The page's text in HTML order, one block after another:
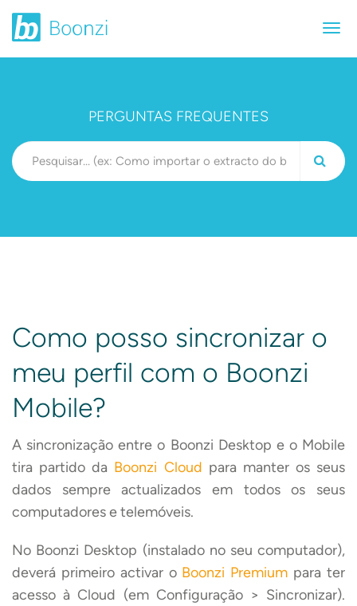
PERGUNTAS FREQUENTES
Como posso sincronizar o
meu perfil com o Boonzi
Mobile?
A sincronização entre o Boonzi Desktop e o Mobile
tira partido da Boonzi Cloud para manter os seus
dados sempre actualizados em todos os seus
computadores e telemóveis.
No Boonzi Desktop (instalado no seu computador),
deverá primeiro activar o Boonzi Premium para ter
acesso à Cloud (em Configuração > Sincronizar).